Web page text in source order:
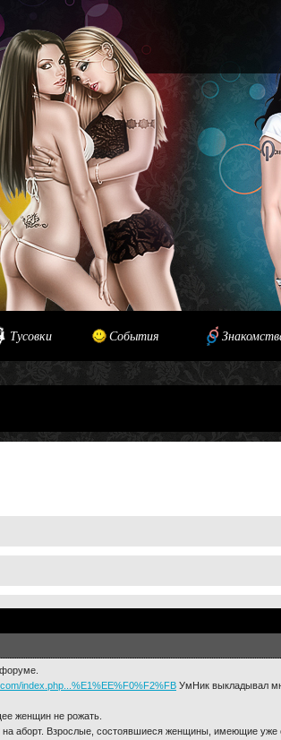
Тусовки События
index.php...%E1%EE%F0%F2%FB УмНик выкладывал
женщин не рожать.
аборт. Взрослые, состоявшиеся женщины, имеющие уже